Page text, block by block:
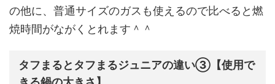
の他に、普通サイズのガスも使えるので比べると燃
焼時間がながくとれます＾＾
タフまるとタフまるジュニアの違い③【使用で